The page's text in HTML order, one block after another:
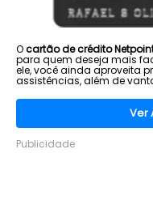
Ocartão de crédito
para quem deseja mais
ele, você ainda aproveita
assistências, além de
Ver
Publicidade